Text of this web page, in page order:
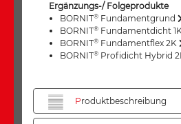
Ergänzungs-/ Folgeprodukte
BORNIT® Fundamentgrund
BORNIT® Fundamentdicht
BORNIT® Fundamentflex 2K
BORNIT® Profidicht Hybrid
Produktbeschreibung